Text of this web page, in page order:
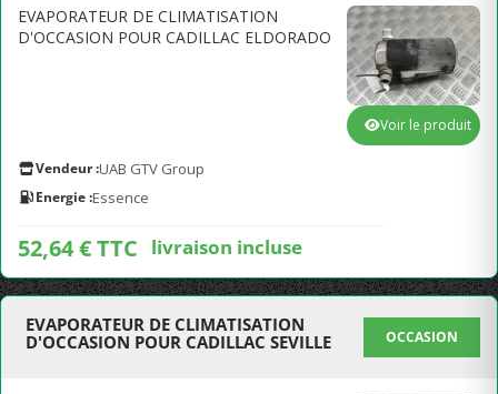
EVAPORATEUR DE CLIMATISATION
D'OCCASION POUR CADILLAC ELDORADO
Vendeur :UAB GTV Group
Energie :Essence
52,64 € TTC livraison incluse
Voir le produit
EVAPORATEUR DE CLIMATISATION
D'OCCASION POUR CADILLAC SEVILLE
OCCASION